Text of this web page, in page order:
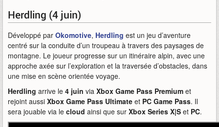
Herdling (4 juin)
Développé par Okomotive, Herdling est un jeu d’aventure
centré sur la conduite d’un troupeau à travers des paysages de
montagne. Le joueur progresse sur un itinéraire alpin, avec une
approche axée sur l’exploration et la traversée d’obstacles, dans
une mise en scène orientée voyage.
Herdling arrive le 4 juin via Xbox Game Pass Premium et
rejoint aussi Xbox Game Pass Ultimate et PC Game Pass. Il
sera jouable via le cloud ainsi que sur Xbox Series X|S et PC.